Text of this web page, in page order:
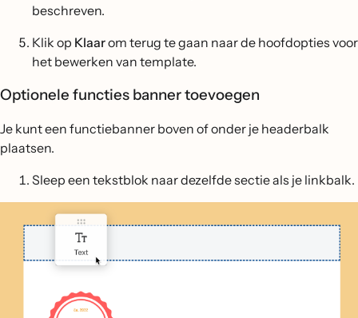
beschreven.
Klik op Klaarom terug te gaan naar de hoofdopties voor
het bewerken van template.
Optionele functies banner toevoegen
Je kunt een functiebanner boven of onder je headerbalk
plaatsen.
Sleep een tekstblok naar dezelfde sectie als je linkbalk.